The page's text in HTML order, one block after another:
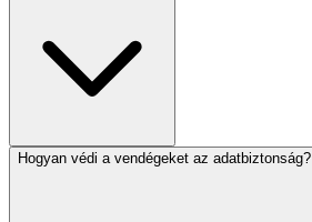
Hogyan védi a vendégeket az adatbiztonság?